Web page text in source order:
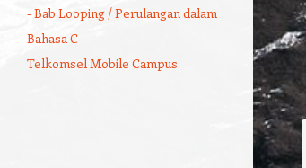
- Bab Looping / Perulangan dalam
Bahasa C
Telkomsel Mobile Campus